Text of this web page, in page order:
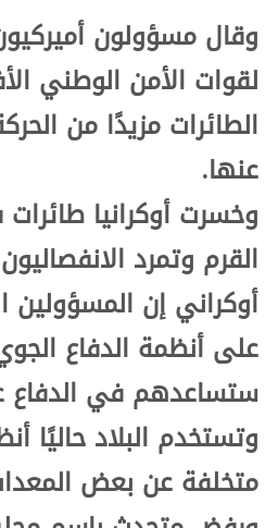
وقال مسؤولون
لقوات الأمن الوطني
الطائرات مزيدًا من
عنها.
القرم وتمرد
أوكراني إن المسؤولين
على أنظمة الدفاع
ستساعدهم في الدفاع
وتستخدم البلاد حاليًا
متخلفة عن بعض